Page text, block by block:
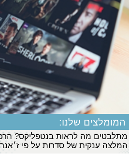
המומלצים שלנו:
מתלבטים מה לראות בנטפליקס?
המלצה ענקית של סדרות על פי